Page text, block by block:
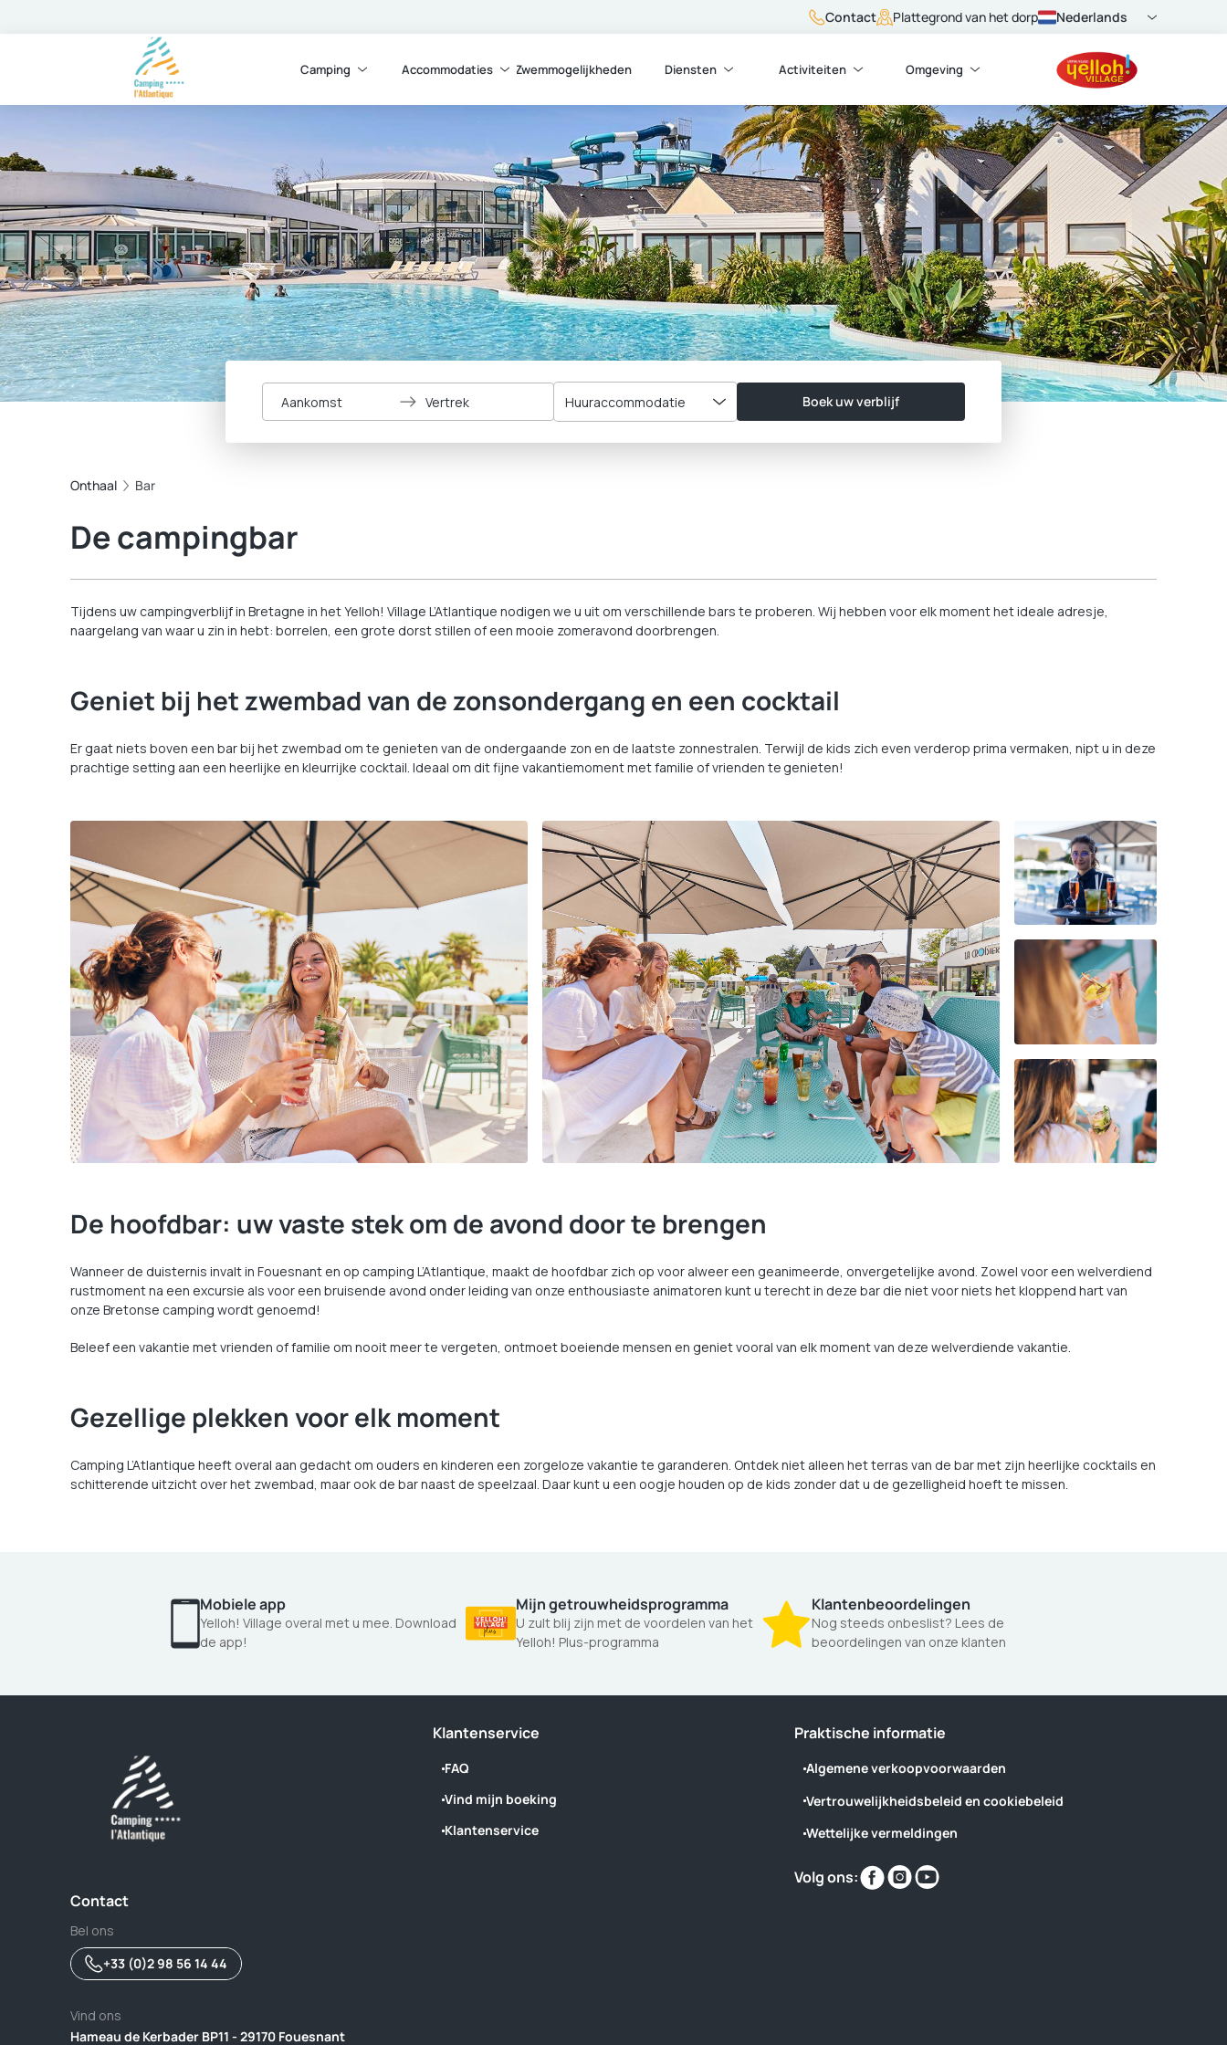
Contact Plattegrond van het dorp Nederlands
Camping Accommodaties Zwemmogelijkheden Diensten Activiteiten Omgeving
Aankomst Vertrek Huuraccommodatie Boek uw verblijf
Onthaal Bar
De campingbar
Tijdens uw campingverblijf in Bretagne in het Yelloh! Village L’Atlantique nodigen we u uit om verschillende bars te proberen. Wij hebben voor elk moment het ideale adresje,
naargelang van waar u zin in hebt: borrelen, een grote dorst stillen of een mooie zomeravond doorbrengen.
Geniet bij het zwembad van de zonsondergang en een cocktail
Er gaat niets boven een bar bij het zwembad om te genieten van de ondergaande zon en de laatste zonnestralen. Terwijl de kids zich even verderop prima vermaken, nipt u in deze
prachtige setting aan een heerlijke en kleurrijke cocktail. Ideaal om dit fijne vakantiemoment met familie of vrienden te genieten!
De hoofdbar: uw vaste stek om de avond door te brengen
Wanneer de duisternis invalt in Fouesnant en op camping L’Atlantique, maakt de hoofdbar zich op voor alweer een geanimeerde, onvergetelijke avond. Zowel voor een welverdiend
rustmoment na een excursie als voor een bruisende avond onder leiding van onze enthousiaste animatoren kunt u terecht in deze bar die niet voor niets het kloppend hart van
onze Bretonse camping wordt genoemd!
Beleef een vakantie met vrienden of familie om nooit meer te vergeten, ontmoet boeiende mensen en geniet vooral van elk moment van deze welverdiende vakantie.
Gezellige plekken voor elk moment
Camping L’Atlantique heeft overal aan gedacht om ouders en kinderen een zorgeloze vakantie te garanderen. Ontdek niet alleen het terras van de bar met zijn heerlijke cocktails en
schitterende uitzicht over het zwembad, maar ook de bar naast de speelzaal. Daar kunt u een oogje houden op de kids zonder dat u de gezelligheid hoeft te missen.
Mobiele app
Yelloh! Village overal met u mee. Download
de app!
Mijn getrouwheidsprogramma
U zult blij zijn met de voordelen van het
Yelloh! Plus-programma
Klantenbeoordelingen
Nog steeds onbeslist? Lees de
beoordelingen van onze klanten
Contact
Bel ons
+33 (0)2 98 56 14 44
Vind ons
Hameau de Kerbader BP11 - 29170 Fouesnant
Klantenservice
FAQ
Vind mijn boeking
Klantenservice
Praktische informatie
Algemene verkoopvoorwaarden
Vertrouwelijkheidsbeleid en cookiebeleid
Wettelijke vermeldingen
Volg ons:
Vind
ons
Vind
ons